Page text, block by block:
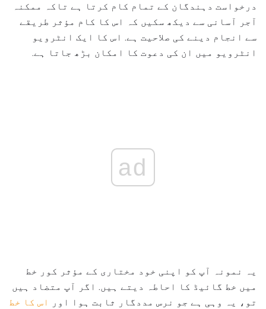
درخواست دہندگان کے تمام کام کرتا ہے تاکہ ممکنہ
آجر آسانی سے دیکھ سکیں کہ اس کا کام مؤثر طریقے
سے انجام دینے کی صلاحیت ہے. اس کا ایک انٹرویو
انٹرویو میں ان کی دعوت کا امکان بڑھ جاتا ہے.
ad
یہ نمونہ آپ کو اپنی خود مختاری کے مؤثر کور خط
میں خط گائیڈ کا احاطہ دیتے ہیں. اگر آپ متضاد ہیں
تو، یہ وہی ہے جو نرس مددگار ثابت ہوا اور
اس کا خط